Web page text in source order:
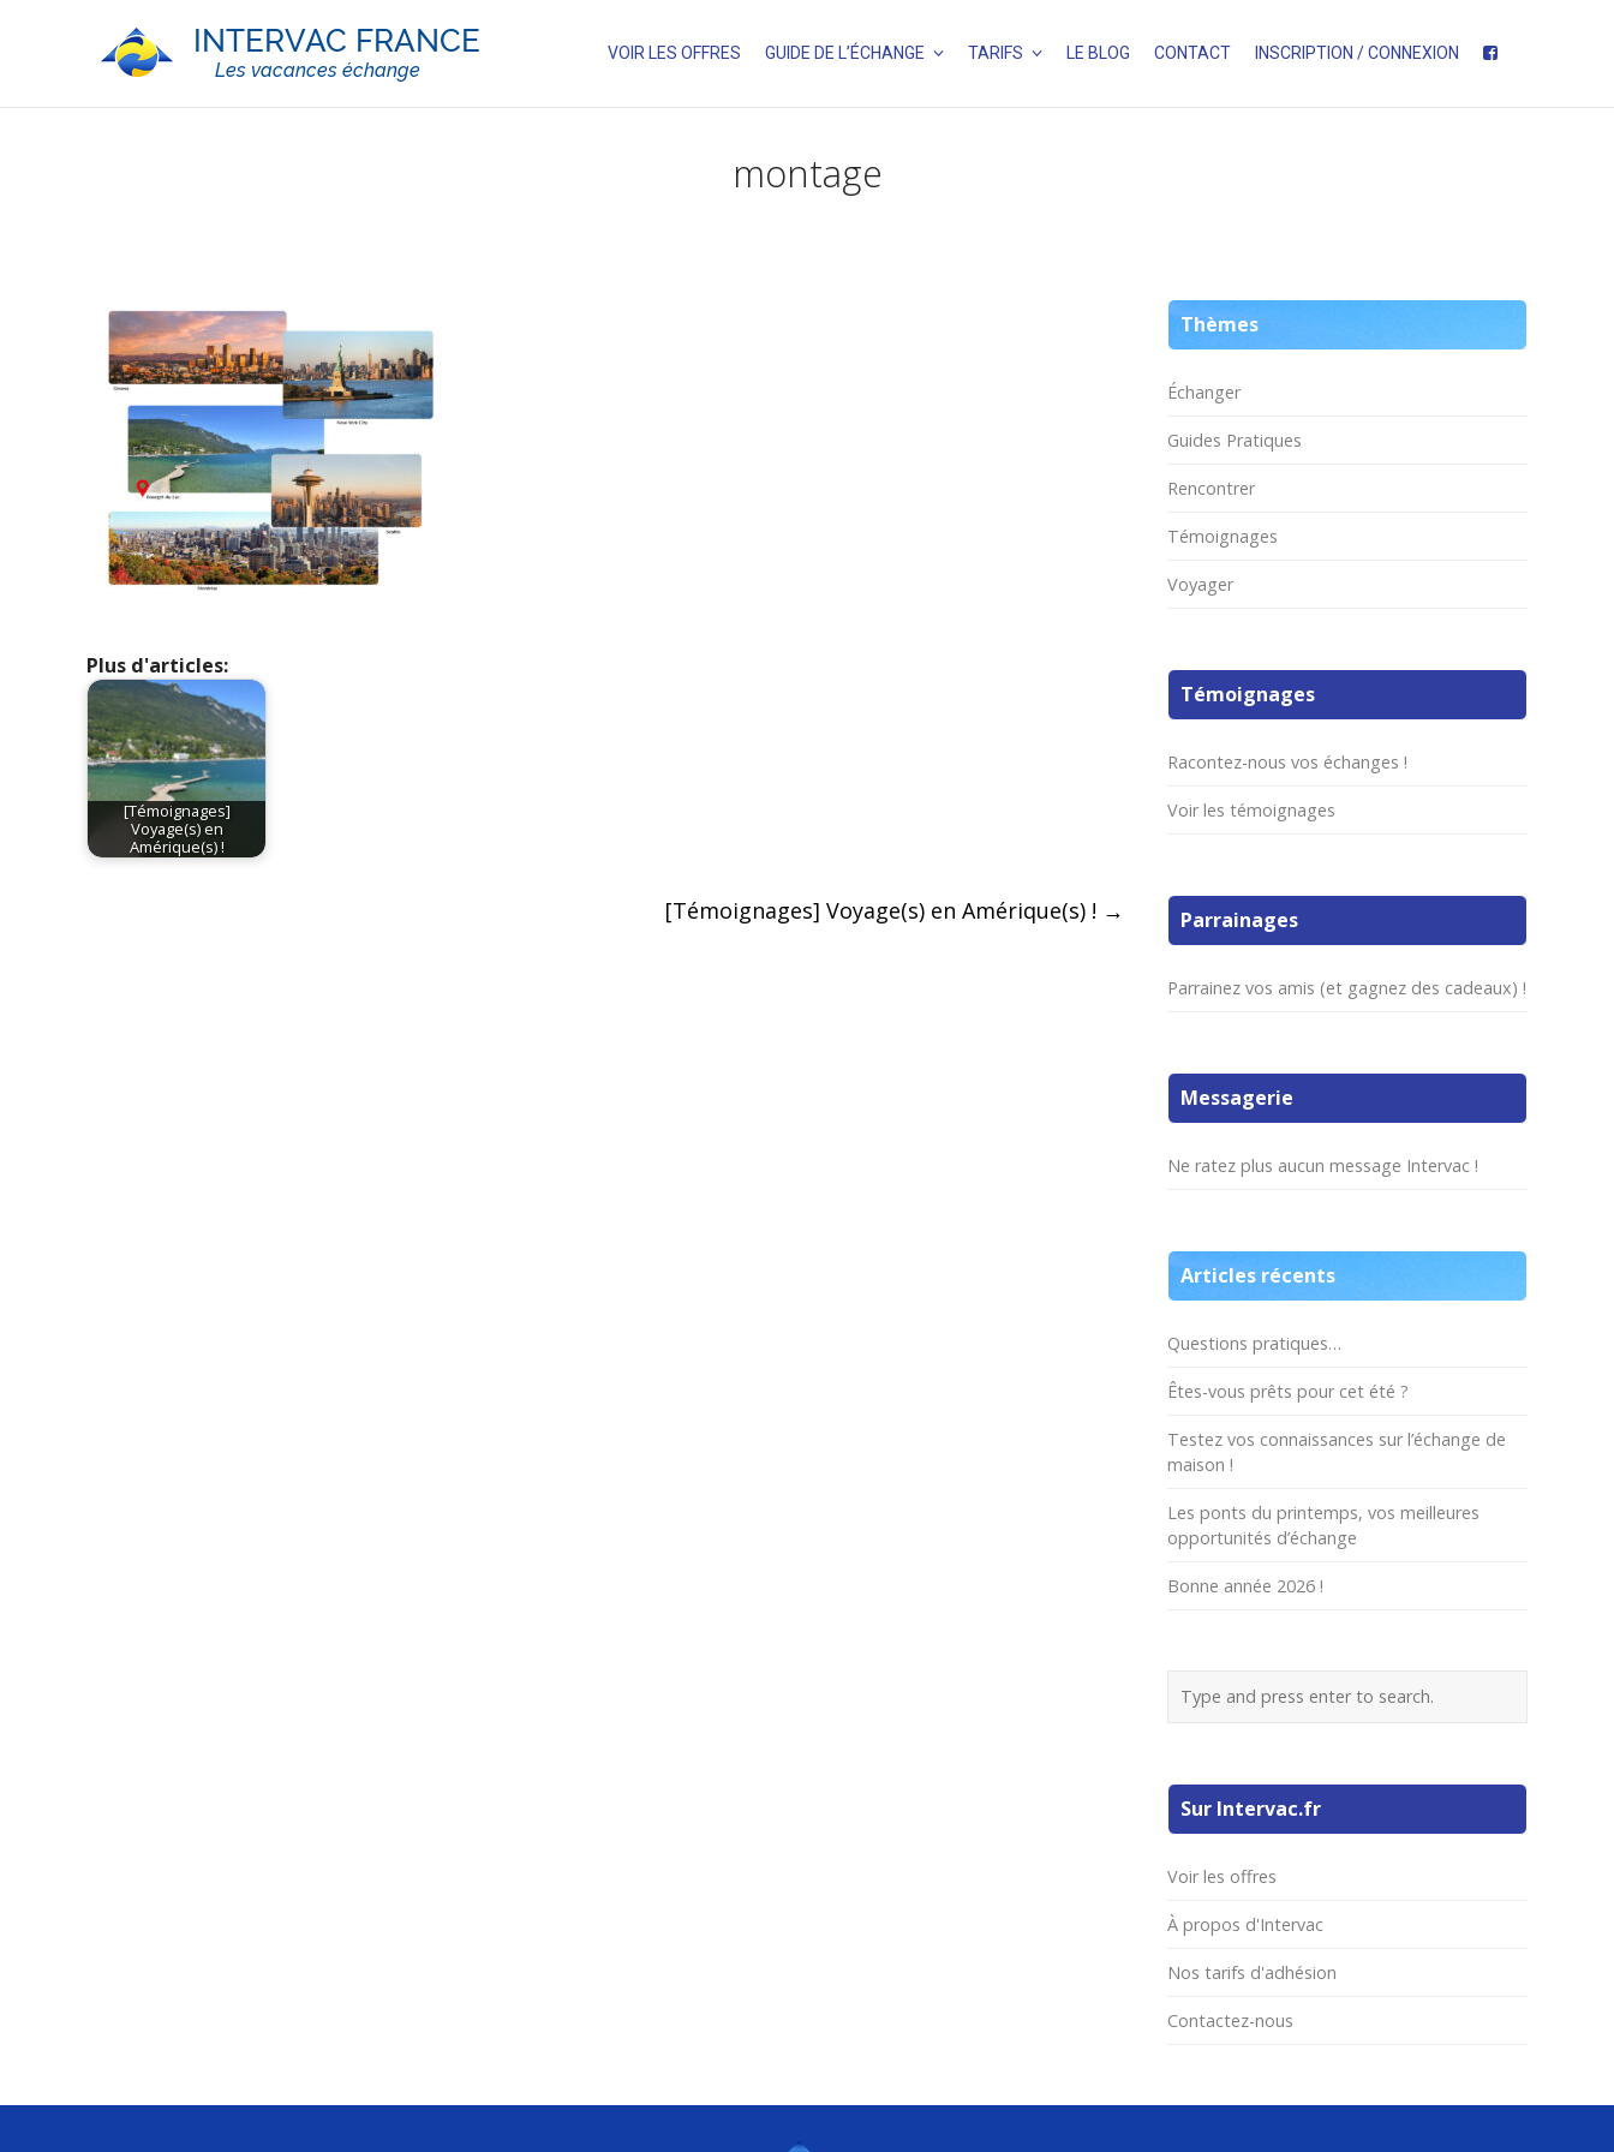
VOIR LES OFFRES GUIDE DE L’ÉCHANGE TARIFS LE BLOG CONTACT INSCRIPTION / CONNEXION
montage
Plus d'articles:
[Témoignages]
Voyage(s) en
Amérique(s) !
[Témoignages] Voyage(s) en Amérique(s) ! →
Thèmes
Échanger
Guides Pratiques
Rencontrer
Témoignages
Voyager
Témoignages
Racontez-nous vos échanges !
Voir les témoignages
Parrainages
Parrainez vos amis (et gagnez des cadeaux) !
Messagerie
Ne ratez plus aucun message Intervac !
Articles récents
Questions pratiques…
Êtes-vous prêts pour cet été ?
Testez vos connaissances sur l’échange de
maison !
Les ponts du printemps, vos meilleures
opportunités d’échange
Bonne année 2026 !
Sur Intervac.fr
Voir les offres
À propos d'Intervac
Nos tarifs d'adhésion
Contactez-nous